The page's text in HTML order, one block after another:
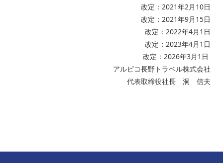
改定：2021年2月10日
改定：2021年9月15日
改定：2022年4月1日
改定：2023年4月1日
改定：2026年3月1日
アルピコ長野トラベル株式会社
代表取締役社長 洞 信夫